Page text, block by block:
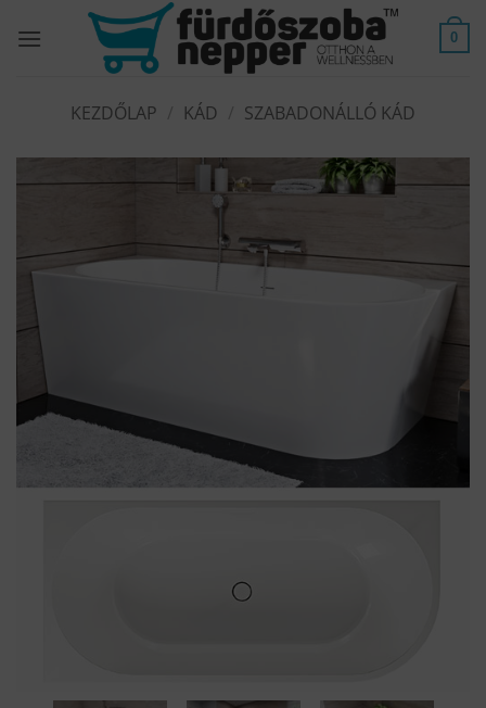
0
KEZDŐLAP KÁD SZABADONÁLLÓ KÁD